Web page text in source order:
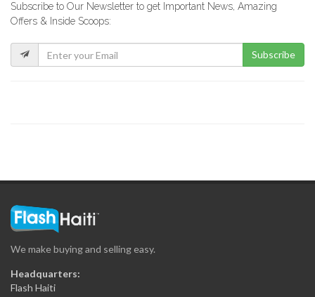
Caribe Tours
13909
Subscribe to Our Newsletter to get Important News, Amazing
Offers & Inside Scoops:
Subscribe
We make buying and selling easy.
Headquarters:
Flash Haiti